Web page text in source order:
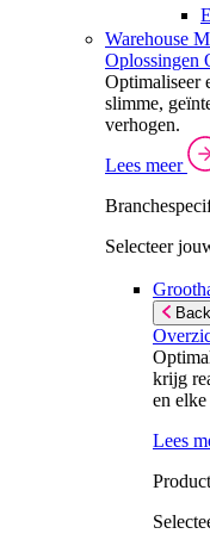
Warehouse
Oplossingen
Optimaliseer
slimme,
verhogen.
Lees meer
Selecteer
krijg
en
Lees